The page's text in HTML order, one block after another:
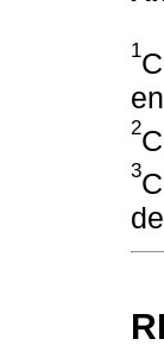
1
2
3